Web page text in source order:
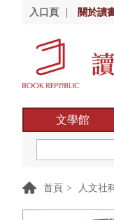
入口頁 關於讀
文學館
首頁 > 人文社